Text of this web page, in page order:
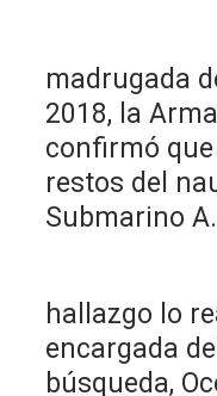
madrugada
2018, la
confirmó
restos del
Submarino
hallazgo lo
encargada
búsqueda,